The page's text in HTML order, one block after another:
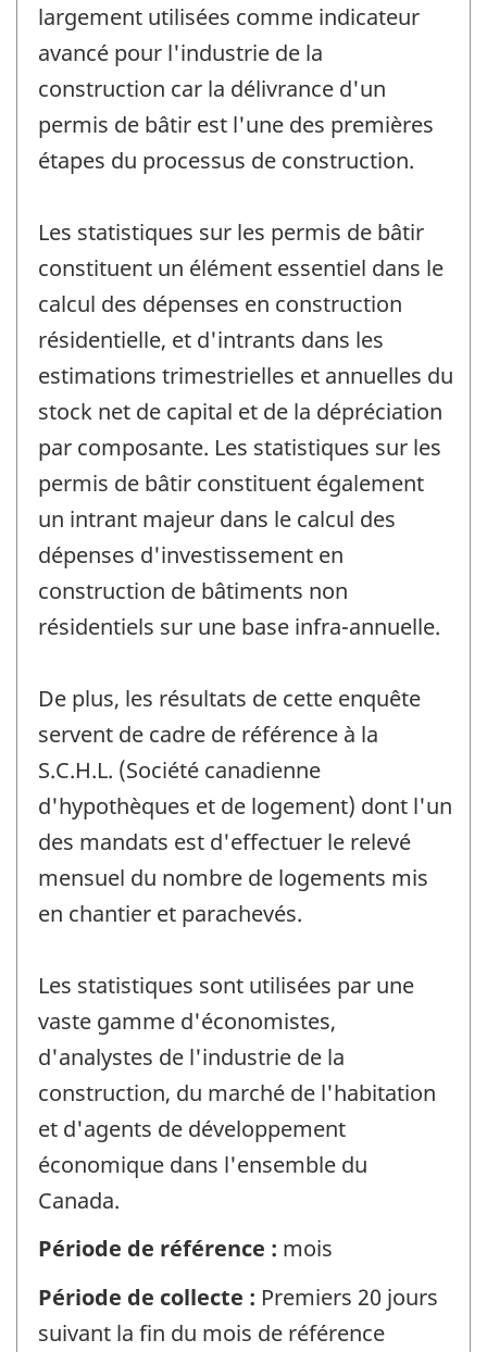
largement utilisées comme indicateur
avancé pour l'industrie de la
construction car la délivrance d'un
permis de bâtir est l'une des premières
étapes du processus de construction.
Les statistiques sur les permis de bâtir
constituent un élément essentiel dans le
calcul des dépenses en construction
résidentielle, et d'intrants dans les
estimations trimestrielles et annuelles du
stock net de capital et de la dépréciation
par composante. Les statistiques sur les
permis de bâtir constituent également
un intrant majeur dans le calcul des
dépenses d'investissement en
construction de bâtiments non
résidentiels sur une base infra-annuelle.
De plus, les résultats de cette enquête
servent de cadre de référence à la
S.C.H.L. (Société canadienne
d'hypothèques et de logement) dont l'un
des mandats est d'effectuer le relevé
mensuel du nombre de logements mis
en chantier et parachevés.
Les statistiques sont utilisées par une
vaste gamme d'économistes,
d'analystes de l'industrie de la
construction, du marché de l'habitation
et d'agents de développement
économique dans l'ensemble du
Canada.
Période de référence : mois
Période de collecte : Premiers 20 jours
suivant la fin du mois de référence